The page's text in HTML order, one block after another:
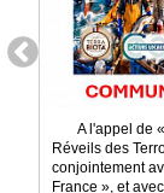
A l'appel de «
Réveils des
conjointement
France », et